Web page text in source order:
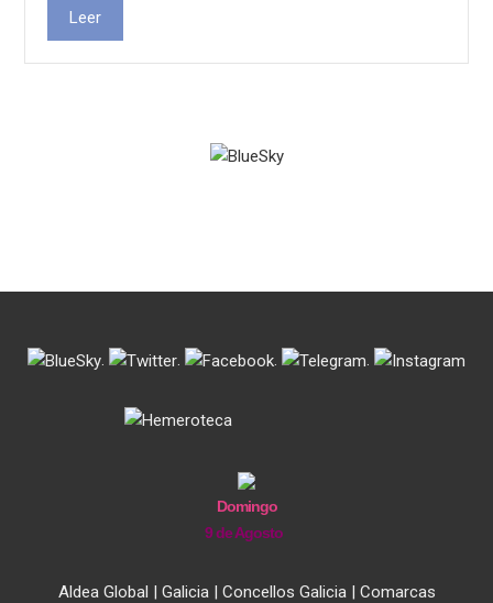
Leer
. . . .
Domingo
9 de Agosto
Aldea Global | Galicia| Concellos Galicia| Comarcas